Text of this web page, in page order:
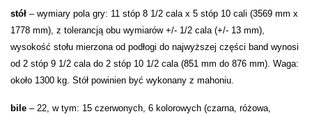
stół – wymiary pola gry: 11 stóp 8 1/2 cala x 5 stóp 10 cali (3569 mm x
1778 mm), z tolerancją obu wymiarów +/- 1/2 cala (+/- 13 mm),
wysokość stołu mierzona od podłogi do najwyższej części band wynosi
od 2 stóp 9 1/2 cala do 2 stóp 10 1/2 cala (851 mm do 876 mm). Waga:
około 1300 kg. Stół powinien być wykonany z mahoniu.
bile – 22, w tym: 15 czerwonych, 6 kolorowych (czarna, różowa,